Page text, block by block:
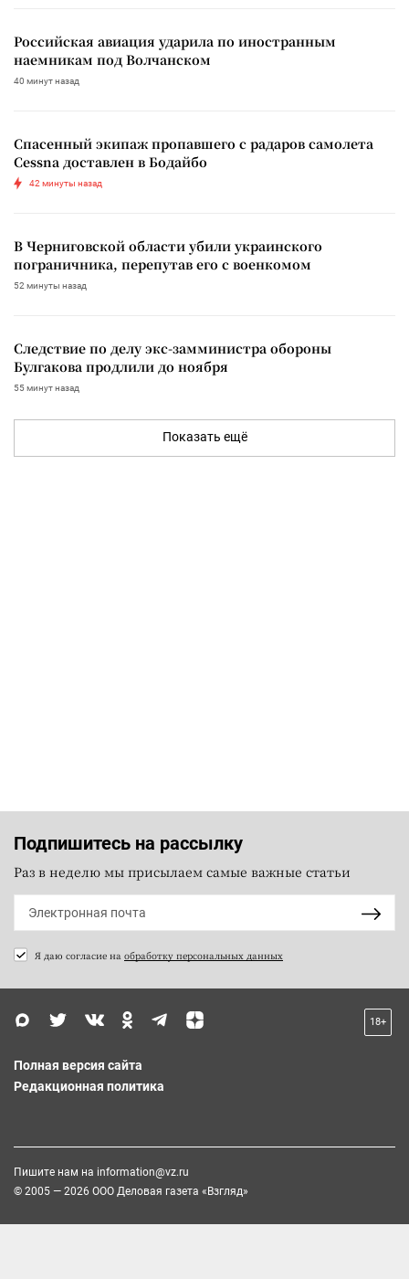
Российская авиация ударила по иностранным
наемникам под Волчанском
40 минут назад
Спасенный экипаж пропавшего с радаров самолета
Cessna доставлен в Бодайбо
42 минуты назад
В Черниговской области убили украинского
пограничника, перепутав его с военкомом
52 минуты назад
Следствие по делу экс-замминистра обороны
Булгакова продлили до ноября
55 минут назад
Показать ещё
Подпишитесь на рассылку
Раз в неделю мы присылаем самые важные статьи
Я даю согласие на обработку персональных данных
18+
Полная версия сайта
Редакционная политика
Пишите нам на information@vz.ru
© 2005 — 2026 ООО Деловая газета «Взгляд»